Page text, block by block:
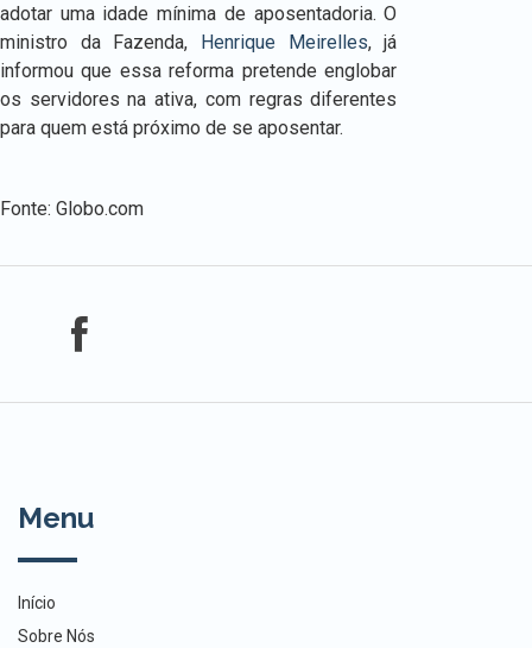
adotar uma idade mínima de aposentadoria. O
ministro da Fazenda, Henrique Meirelles, já
informou que essa reforma pretende englobar
os servidores na ativa, com regras diferentes
para quem está próximo de se aposentar.
Fonte: Globo.com
Menu
Início
Sobre Nós